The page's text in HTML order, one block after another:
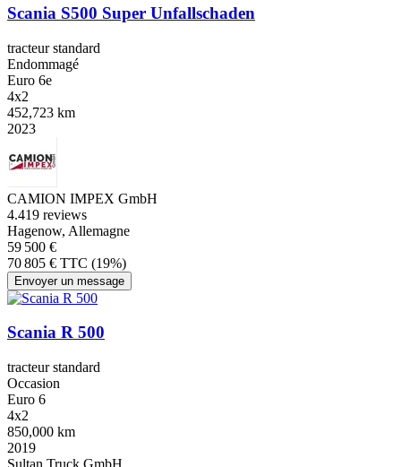
Scania S500 Super Unfallschaden
tracteur standard
Endommagé
Euro 6e
4x2
452,723 km
2023
CAMION IMPEX GmbH
4.419 reviews
Hagenow, Allemagne
59 500 €
70 805 € TTC (19%)
Envoyer un message
Scania R 500
tracteur standard
Occasion
Euro 6
4x2
850,000 km
2019